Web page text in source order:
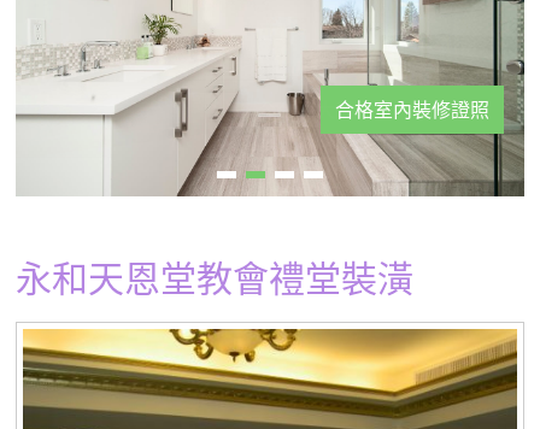
合格室內裝修證照
永和天恩堂教會禮堂裝潢